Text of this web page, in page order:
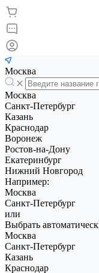
Москва
Москва
Санкт-Петербург
Казань
Краснодар
Воронеж
Ростов-на-Дону
Екатеринбург
Нижний Новгород
Например:
Москва
Санкт-Петербург
или
Выбрать
Москва
Санкт-Петербург
Казань
Краснодар